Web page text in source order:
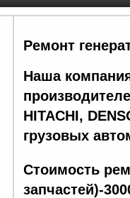
Ремонт
Наша
HITACHI,
грузовых
Стоимость
запчастей)-